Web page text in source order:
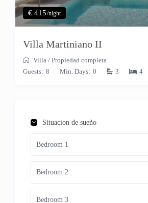
€ 415/night
Villa Martiniano II
Villa /Propiedad completa
Guests: 8 Min. Days: 0 3 4
Situacion de sueño
Bedroom 1
Bedroom 2
Bedroom 3